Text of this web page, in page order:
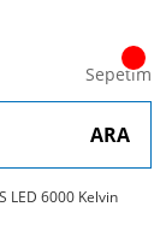
ARA
Sepetim